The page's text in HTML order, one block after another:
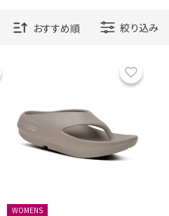
絞り込み
お気に入り
WOMENS